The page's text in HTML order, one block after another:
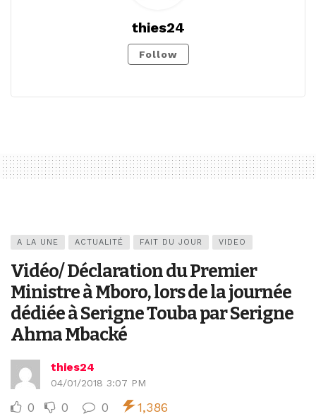
thies24
Follow
A LA UNE ACTUALITÉ FAIT DU JOUR VIDEO
Vidéo/ Déclaration du Premier
Ministre à Mboro, lors de la journée
dédiée à Serigne Touba par Serigne
Ahma Mbacké
thies24
04/01/2018 3:07 PM
0 0 0 1,386